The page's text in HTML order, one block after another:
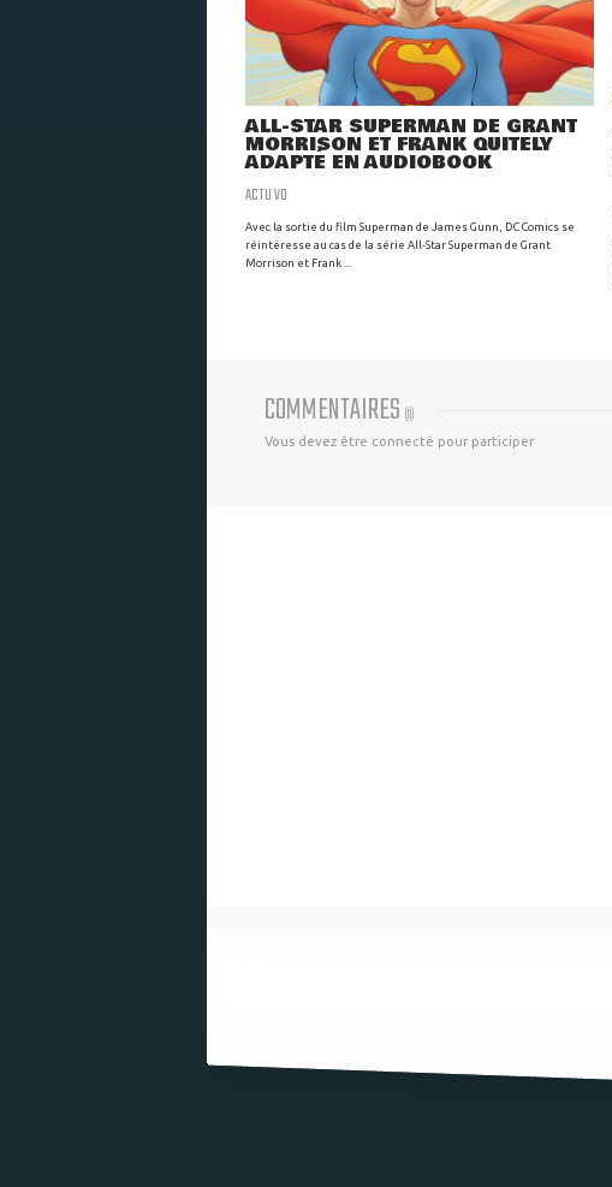
ALL-STAR SUPERMAN DE GRANT
MORRISON ET FRANK QUITELY
ADAPTÉ EN AUDIOBOOK
ACTU VO
Avec la sortie du film Superman de James Gunn, DC Comics se
réintéresse au cas de la série All-Star Superman de Grant
Morrison et Frank ...
COMMENTAIRES (0)
Vous devez être connecté pour participer